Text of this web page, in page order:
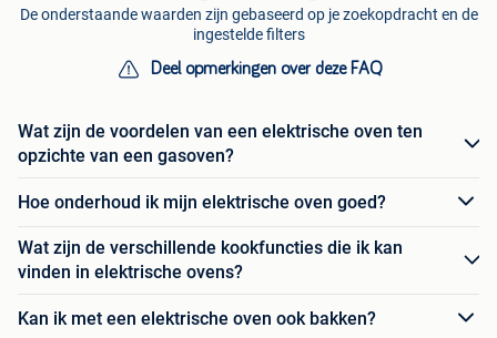
De onderstaande waarden zijn gebaseerd op je zoekopdracht en de
ingestelde filters
Deel opmerkingen over deze FAQ
Wat zijn de voordelen van een elektrische oven ten
opzichte van een gasoven?
Hoe onderhoud ik mijn elektrische oven goed?
Wat zijn de verschillende kookfuncties die ik kan
vinden in elektrische ovens?
Kan ik met een elektrische oven ook bakken?